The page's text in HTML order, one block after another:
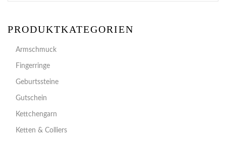
PRODUKTKATEGORIEN
Armschmuck
Fingerringe
Geburtssteine
Gutschein
Kettchengarn
Ketten & Colliers